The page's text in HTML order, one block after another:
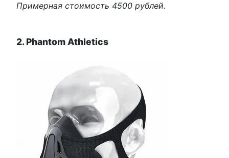
Примерная стоимость 4500 рублей.
2. Phantom Athletics